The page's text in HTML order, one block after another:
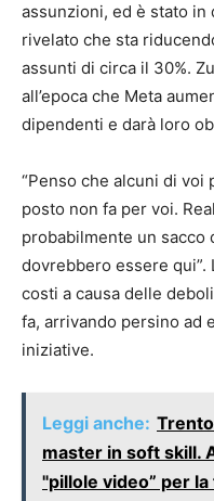
assunzioni, ed è stato in
rivelato che sta
assunti di circa il 30%.
all’epoca che Meta
dipendenti e darà loro
“Penso che alcuni di
posto non fa per voi.
probabilmente un sacco
dovrebbero essere qui”.
costi a causa delle
fa, arrivando persino ad
iniziative.
Leggi anche:
master in soft skill.
"pillole video” per